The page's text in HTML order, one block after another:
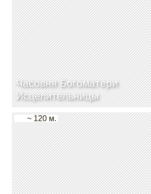
Часовня Богоматери
Исцелительницы
~ 120 м.